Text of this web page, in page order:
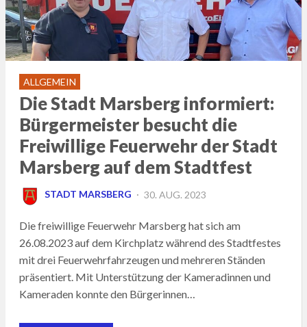
ALLGEMEIN
Die Stadt Marsberg informiert:
Bürgermeister besucht die
Freiwillige Feuerwehr der Stadt
Marsberg auf dem Stadtfest
STADT MARSBERG
POSTED
30. AUG. 2023
Die freiwillige Feuerwehr Marsberg hat sich am
26.08.2023 auf dem Kirchplatz während des Stadtfestes
mit drei Feuerwehrfahrzeugen und mehreren Ständen
präsentiert. Mit Unterstützung der Kameradinnen und
Kameraden konnte den Bürgerinnen…